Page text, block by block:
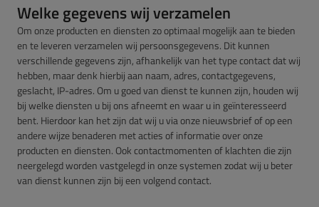
Welke gegevens wij verzamelen
Om onze producten en diensten zo optimaal mogelijk aan te bieden
en te leveren verzamelen wij persoonsgegevens. Dit kunnen
verschillende gegevens zijn, afhankelijk van het type contact dat wij
hebben, maar denk hierbij aan naam, adres, contactgegevens,
geslacht, IP-adres. Om u goed van dienst te kunnen zijn, houden wij
bij welke diensten u bij ons afneemt en waar u in geïnteresseerd
bent. Hierdoor kan het zijn dat wij u via onze nieuwsbrief of op een
andere wijze benaderen met acties of informatie over onze
producten en diensten. Ook contactmomenten of klachten die zijn
neergelegd worden vastgelegd in onze systemen zodat wij u beter
van dienst kunnen zijn bij een volgend contact.